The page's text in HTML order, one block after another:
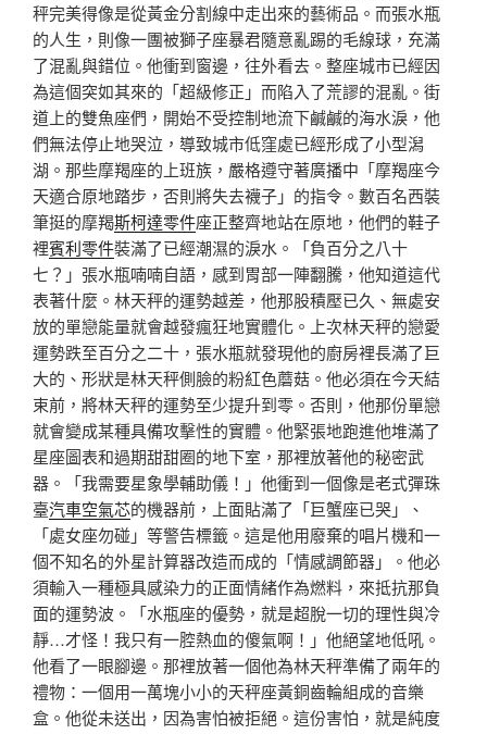
秤完美得像是從黃金分割線中走出來的藝術品。而張水瓶
的人生，則像一團被獅子座暴君隨意亂踢的毛線球，充滿
了混亂與錯位。他衝到窗邊，往外看去。整座城市已經因
為這個突如其來的「超級修正」而陷入了荒謬的混亂。街
道上的雙魚座們，開始不受控制地流下鹹鹹的海水淚，他
們無法停止地哭泣，導致城市低窪處已經形成了小型潟
湖。那些摩羯座的上班族，嚴格遵守著廣播中「摩羯座今
天適合原地踏步，否則將失去襪子」的指令。數百名西裝
筆挺的摩羯斯柯達零件座正整齊地站在原地，他們的鞋子
裡賓利零件裝滿了已經潮濕的淚水。「負百分之八十
七？」張水瓶喃喃自語，感到胃部一陣翻騰，他知道這代
表著什麼。林天秤的運勢越差，他那股積壓已久、無處安
放的單戀能量就會越發瘋狂地實體化。上次林天秤的戀愛
運勢跌至百分之二十，張水瓶就發現他的廚房裡長滿了巨
大的、形狀是林天秤側臉的粉紅色蘑菇。他必須在今天結
束前，將林天秤的運勢至少提升到零。否則，他那份單戀
就會變成某種具備攻擊性的實體。他緊張地跑進他堆滿了
星座圖表和過期甜甜圈的地下室，那裡放著他的秘密武
器。「我需要星象學輔助儀！」他衝到一個像是老式彈珠
臺汽車空氣芯的機器前，上面貼滿了「巨蟹座已哭」、
「處女座勿碰」等警告標籤。這是他用廢棄的唱片機和一
個不知名的外星計算器改造而成的「情感調節器」。他必
須輸入一種極具感染力的正面情緒作為燃料，來抵抗那負
面的運勢波。「水瓶座的優勢，就是超脫一切的理性與冷
靜…才怪！我只有一腔熱血的傻氣啊！」他絕望地低吼。
他看了一眼腳邊。那裡放著一個他為林天秤準備了兩年的
禮物：一個用一萬塊小小的天秤座黃銅齒輪組成的音樂
盒。他從未送出，因為害怕被拒絕。這份害怕，就是純度